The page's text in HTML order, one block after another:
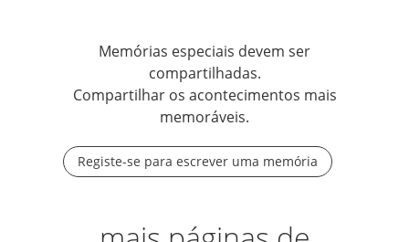
Memórias especiais devem ser
compartilhadas.
Compartilhar os acontecimentos mais
memoráveis.
Registe-se para escrever uma memória